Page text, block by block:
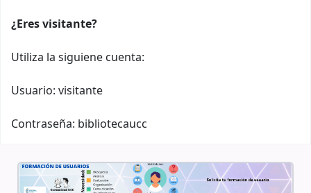
¿Eres visitante?
Utiliza la siguiene cuenta:
Usuario: visitante
Contraseña: bibliotecaucc